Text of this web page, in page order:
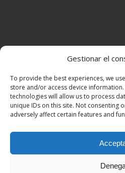
Gestionar el
To provide the best experiences, we
store and/or access device
technologies will allow us to process
unique IDs on this site. Not consenting
adversely affect certain features and